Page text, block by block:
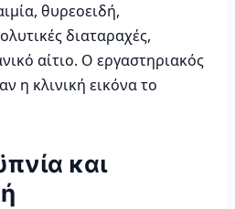
θυρεοειδή,
διαταραχές,
αίτιο. Ο εργαστηριακός
η κλινική εικόνα το
και